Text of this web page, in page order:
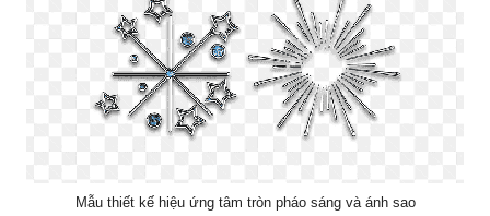
Mẫu thiết kế hiệu ứng tâm tròn pháo sáng và ánh sao